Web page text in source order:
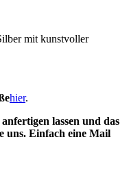
mit kunstvoller
hier.
lassen und das
uns. Einfach eine Mail